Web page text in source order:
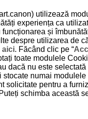
:Setări Bluetooth ] (
utilizează
experiența ca
și
despre utilizarea de
aici. Făcând clic pe “
toate modulele
dacă nu este
stocate numai
solicitate pentru a
schimba această